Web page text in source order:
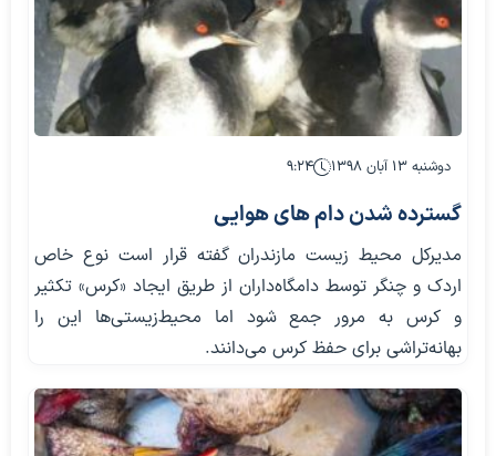
دوشنبه ۱۳ آبان ۱۳۹۸ ۹:۲۴
گسترده شدن دام های هوایی
مدیرکل محیط زیست مازندران گفته قرار است نوع خاص
اردک و چنگر توسط دامگاه‌داران از طریق ایجاد «کرس» تکثیر
و کرس به مرور جمع شود اما محیط‌زیستی‌ها این را
بهانه‌تراشی برای حفظ کرس می‌دانند.